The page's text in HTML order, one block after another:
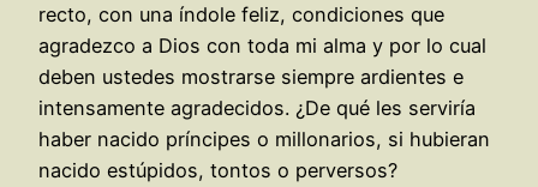
recto, con una índole feliz, condiciones que
agradezco a Dios con toda mi alma y por lo cual
deben ustedes mostrarse siempre ardientes e
intensamente agradecidos. ¿De qué les serviría
haber nacido príncipes o millonarios, si hubieran
nacido estúpidos, tontos o perversos?